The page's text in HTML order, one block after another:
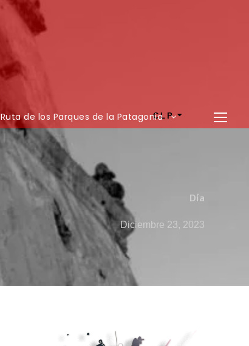
Ruta de los Parques de la PatagoniaCLP
Día
Diciembre 23, 2023